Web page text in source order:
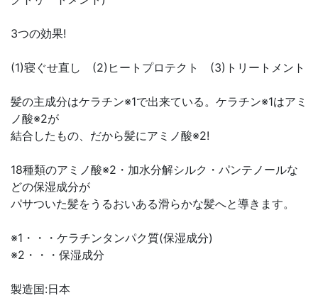
3つの効果!
(1)寝ぐせ直し (2)ヒートプロテクト (3)トリートメント
髪の主成分はケラチン※1で出来ている。ケラチン※1はアミ
ノ酸※2が
結合したもの、だから髪にアミノ酸※2!
18種類のアミノ酸※2・加水分解シルク・パンテノールな
どの保湿成分が
パサついた髪をうるおいある滑らかな髪へと導きます。
※1・・・ケラチンタンパク質(保湿成分)
※2・・・保湿成分
製造国:日本